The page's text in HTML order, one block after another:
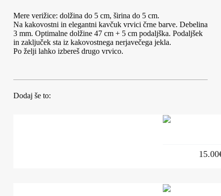
Mere verižice: dolžina do 5 cm, širina do 5 cm.
Na kakovostni in elegantni kavčuk vrvici črne barve. Debelina
3 mm. Optimalne dolžine 47 cm + 5 cm podaljška. Podaljšek
in zaključek sta iz kakovostnega nerjavečega jekla.
Po želji lahko izbereš drugo vrvico.
Dodaj še to:
15.00